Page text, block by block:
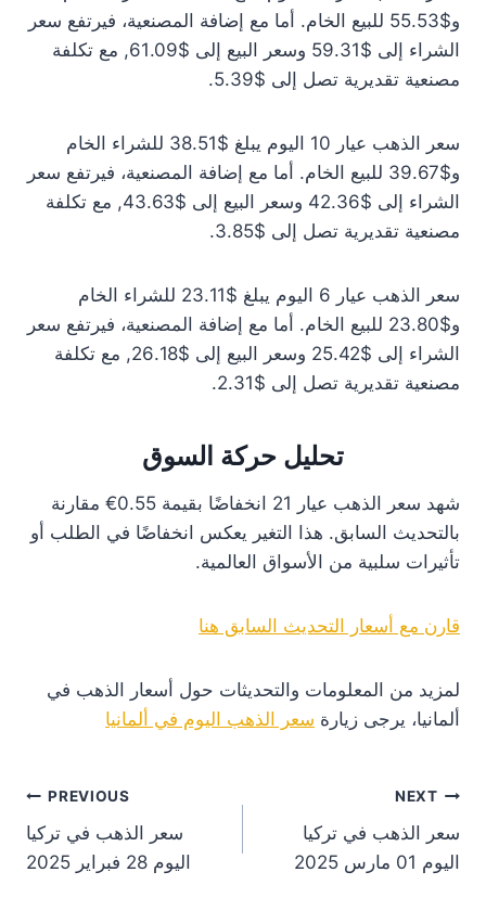
و$55.53 للبيع الخام. أما مع إضافة المصنعية، فيرتفع سعر
الشراء إلى $59.31 وسعر البيع إلى $61.09, مع تكلفة
مصنعية تقديرية تصل إلى $5.39.
سعر الذهب عيار 10 اليوم يبلغ $38.51 للشراء الخام
و$39.67 للبيع الخام. أما مع إضافة المصنعية، فيرتفع سعر
الشراء إلى $42.36 وسعر البيع إلى $43.63, مع تكلفة
مصنعية تقديرية تصل إلى $3.85.
سعر الذهب عيار 6 اليوم يبلغ $23.11 للشراء الخام
و$23.80 للبيع الخام. أما مع إضافة المصنعية، فيرتفع سعر
الشراء إلى $25.42 وسعر البيع إلى $26.18, مع تكلفة
مصنعية تقديرية تصل إلى $2.31.
تحليل حركة السوق
شهد سعر الذهب عيار 21 انخفاضًا بقيمة 0.55€ مقارنة
بالتحديث السابق. هذا التغير يعكس انخفاضًا في الطلب أو
تأثيرات سلبية من الأسواق العالمية.
قارن مع أسعار التحديث السابق هنا
لمزيد من المعلومات والتحديثات حول أسعار الذهب في
ألمانيا، يرجى زيارة سعر الذهب اليوم في ألمانيا
PREVIOUS
سعر الذهب في تركيا
اليوم 28 فبراير 2025
NEXT
سعر الذهب في تركيا
اليوم 01 مارس 2025